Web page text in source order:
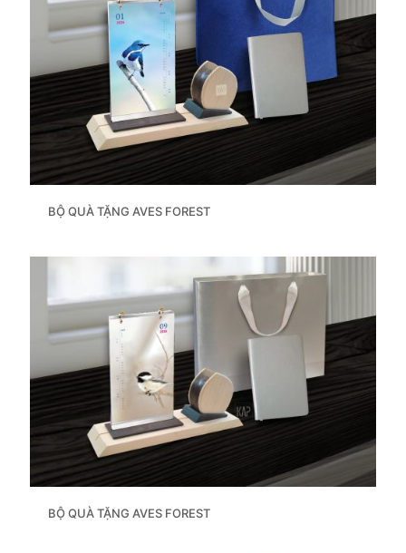
BỘ QUÀ TẶNG AVES FOREST
BỘ QUÀ TẶNG AVES FOREST